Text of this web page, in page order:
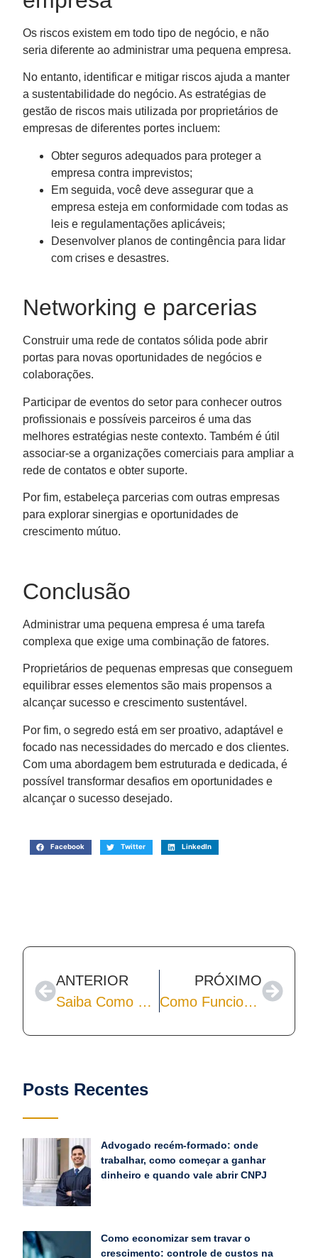
Os riscos existem em todo tipo de negócio, e não
seria diferente ao administrar uma pequena empresa.
No entanto, identificar e mitigar riscos ajuda a manter
a sustentabilidade do negócio. As estratégias de
gestão de riscos mais utilizada por proprietários de
empresas de diferentes portes incluem:
Obter seguros adequados para proteger a
empresa contra imprevistos;
Em seguida, você deve assegurar que a
empresa esteja em conformidade com todas as
leis e regulamentações aplicáveis;
Desenvolver planos de contingência para lidar
com crises e desastres.
Networking e parcerias
Construir uma rede de contatos sólida pode abrir
portas para novas oportunidades de negócios e
colaborações.
Participar de eventos do setor para conhecer outros
profissionais e possíveis parceiros é uma das
melhores estratégias neste contexto. Também é útil
associar-se a organizações comerciais para ampliar a
rede de contatos e obter suporte.
Por fim, estabeleça parcerias com outras empresas
para explorar sinergias e oportunidades de
crescimento mútuo.
Conclusão
Administrar uma pequena empresa é uma tarefa
complexa que exige uma combinação de fatores.
Proprietários de pequenas empresas que conseguem
equilibrar esses elementos são mais propensos a
alcançar sucesso e crescimento sustentável.
Por fim, o segredo está em ser proativo, adaptável e
focado nas necessidades do mercado e dos clientes.
Com uma abordagem bem estruturada e dedicada, é
possível transformar desafios em oportunidades e
alcançar o sucesso desejado.
Facebook Twitter LinkedIn
ANTERIOR
Saiba Como Desenvolver uma Mentalidade Empreendedora e Obter Sucesso nos Negócios
PRÓXIMO
Como Funciona a Contabilidade para Marketing Digital
Posts Recentes
Advogado recém-formado: onde
trabalhar, como começar a ganhar
dinheiro e quando vale abrir CNPJ
Como economizar sem travar o
crescimento: controle de custos na